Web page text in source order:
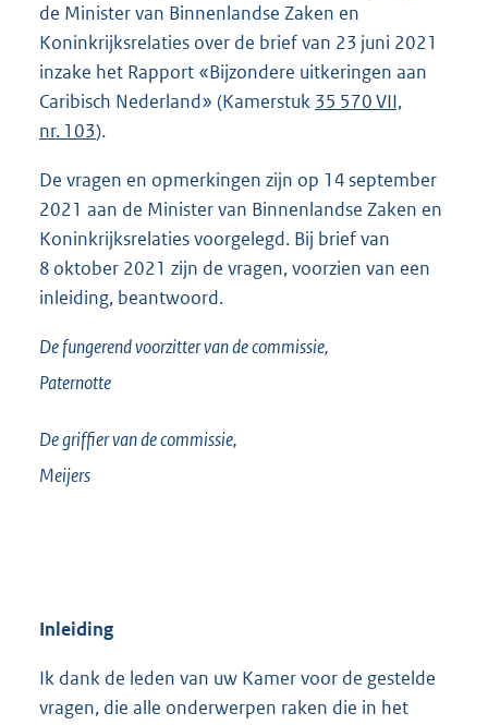
de Minister van Binnenlandse Zaken en
Koninkrijksrelaties over de brief van 23 juni 2021
inzake het Rapport «Bijzondere uitkeringen aan
Caribisch Nederland» (Kamerstuk 35 570 VII,
nr. 103).
De vragen en opmerkingen zijn op 14 september
2021 aan de Minister van Binnenlandse Zaken en
Koninkrijksrelaties voorgelegd. Bij brief van
8 oktober 2021 zijn de vragen, voorzien van een
inleiding, beantwoord.
De fungerend voorzitter van de commissie,
Paternotte
De griffier van de commissie,
Meijers
Inleiding
Ik dank de leden van uw Kamer voor de gestelde
vragen, die alle onderwerpen raken die in het